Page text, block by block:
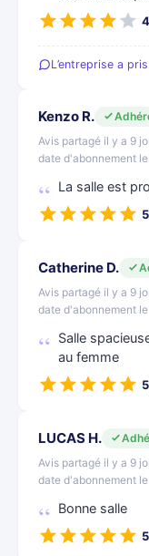
L’entreprise a
Kenzo R.
Avis partagé il y a 9
date d'abonnement
La salle est
Catherine D.
Avis partagé il y a 9
date d'abonnement
Salle
au femme
LUCAS H.
Avis partagé il y a 9
date d'abonnement
Bonne salle